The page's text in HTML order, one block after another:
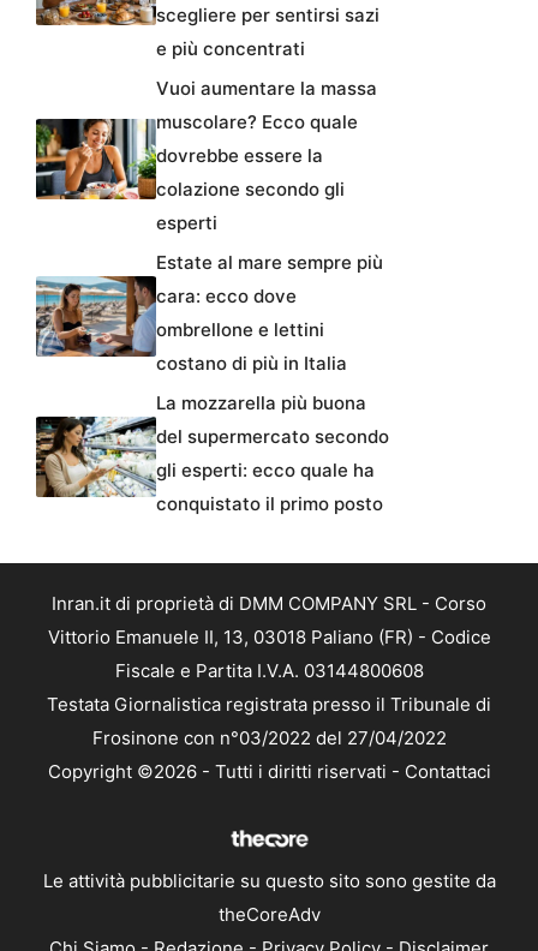
scegliere per sentirsi sazi
e più concentrati
Vuoi aumentare la massa
muscolare? Ecco quale
dovrebbe essere la
colazione secondo gli
esperti
Estate al mare sempre più
cara: ecco dove
ombrellone e lettini
costano di più in Italia
La mozzarella più buona
del supermercato secondo
gli esperti: ecco quale ha
conquistato il primo posto
Inran.it di proprietà di DMM COMPANY SRL - Corso
Vittorio Emanuele II, 13, 03018 Paliano (FR) - Codice
Fiscale e Partita I.V.A. 03144800608
Testata Giornalistica registrata presso il Tribunale di
Frosinone con n°03/2022 del 27/04/2022
Copyright ©2026 - Tutti i diritti riservati - Contattaci
Le attività pubblicitarie su questo sito sono gestite da
theCoreAdv